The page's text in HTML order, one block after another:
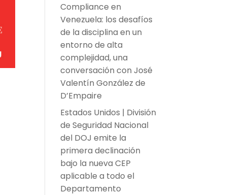
Compliance en
Venezuela: los desafíos
de la disciplina en un
entorno de alta
complejidad, una
conversación con José
Valentín González de
D’Empaire
Estados Unidos | División
de Seguridad Nacional
del DOJ emite la
primera declinación
bajo la nueva CEP
aplicable a todo el
Departamento